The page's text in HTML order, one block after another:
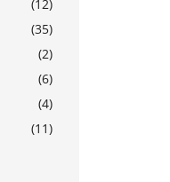
(12)
(35)
(2)
(6)
(4)
(11)